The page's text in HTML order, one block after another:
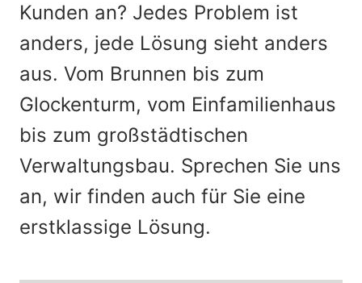
Kunden an? Jedes Problem ist
anders, jede Lösung sieht anders
aus. Vom Brunnen bis zum
Glockenturm, vom Einfamilienhaus
bis zum großstädtischen
Verwaltungsbau. Sprechen Sie uns
an, wir finden auch für Sie eine
erstklassige Lösung.